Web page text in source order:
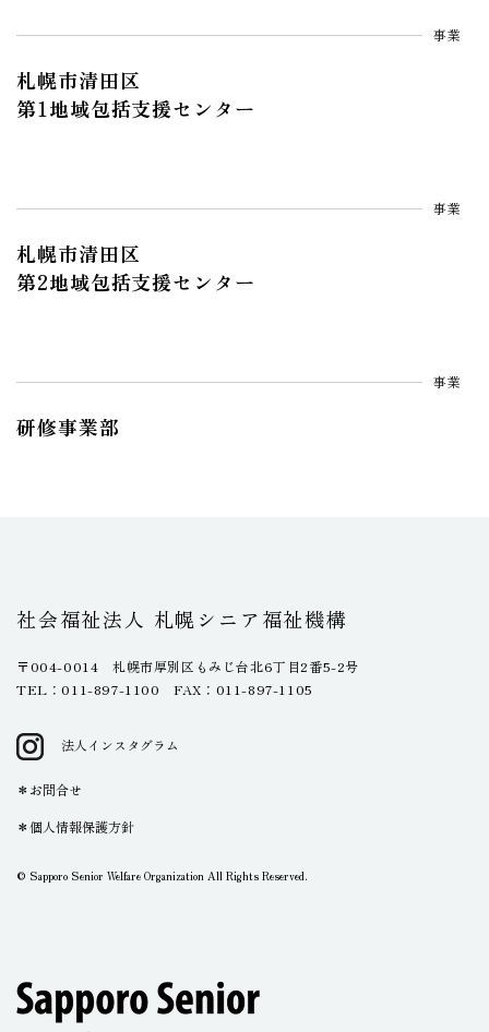
事業
札幌市清田区
第1地域包括支援センター
事業
札幌市清田区
第2地域包括支援センター
事業
研修事業部
社会福祉法人 札幌シニア福祉機構
〒004-0014 札幌市厚別区もみじ台北6丁目2番5-2号
TEL：011-897-1100 FAX：011-897-1105
法人インスタグラム
お問合せ
個人情報保護方針
© Sapporo Senior Welfare Organization All Rights Reserved.